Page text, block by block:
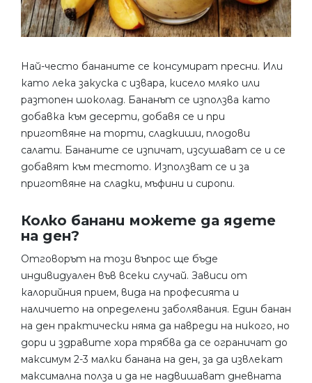
Най-често бананите се консумират пресни. Или
като лека закуска с извара, кисело мляко или
разтопен шоколад. Бананът се използва като
добавка към десерти, добавя се и при
приготвяне на торти, сладкиши, плодови
салати. Бананите се изпичат, изсушават се и се
добавят към тестото. Използват се и за
приготвяне на сладки, мъфини и сиропи.
Колко банани можете да ядете
на ден?
Отговорът на този въпрос ще бъде
индивидуален във всеки случай. Зависи от
калорийния прием, вида на професията и
наличието на определени заболявания. Един банан
на ден практически няма да навреди на никого, но
дори и здравите хора трябва да се ограничат до
максимум 2-3 малки банана на ден, за да извлекат
максимална полза и да не надвишават дневната